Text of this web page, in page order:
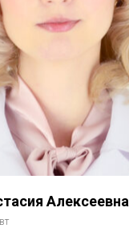
Алексеевна